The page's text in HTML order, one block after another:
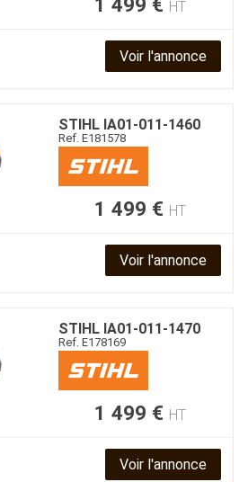
HT
Voir l'annonce
STIHL IA01-011-1460
Ref. E181578
1 499 € HT
Voir l'annonce
STIHL IA01-011-1470
Ref. E178169
1 499 € HT
Voir l'annonce